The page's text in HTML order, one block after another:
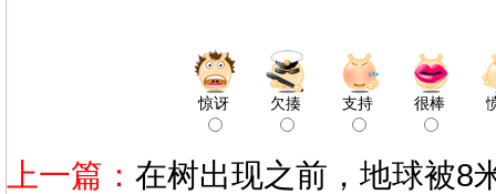
惊讶 欠揍 支持 很棒
上一篇： 在树出现之前，地球被8